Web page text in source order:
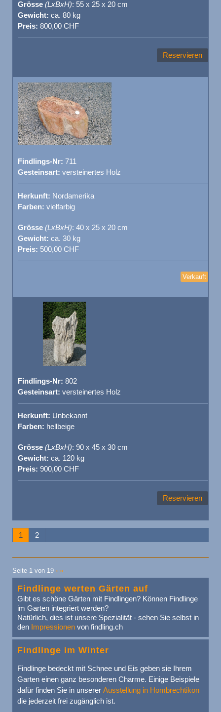
Grösse (LxBxH): 55 x 25 x 20 cm
Gewicht: ca. 80 kg
Preis: 800,00 CHF
Reservieren
Findlings-Nr: 711
Gesteinsart: versteinertes Holz
Herkunft: Nordamerika
Farben: vielfarbig
Grösse (LxBxH): 40 x 25 x 20 cm
Gewicht: ca. 30 kg
Preis: 500,00 CHF
Verkauft
Findlings-Nr: 802
Gesteinsart: versteinertes Holz
Herkunft: Unbekannt
Farben: hellbeige
Grösse (LxBxH): 90 x 45 x 30 cm
Gewicht: ca. 120 kg
Preis: 900,00 CHF
Reservieren
1 2
Seite 1 von 19 › »
Findlinge werten Gärten auf
Gibt es schöne Gärten mit Findlingen? Können Findlinge
im Garten integriert werden?
Natürlich, dies ist unsere Spezialität - sehen Sie selbst in
den Impressionen von findling.ch
Findlinge im Winter
Findlinge bedeckt mit Schnee und Eis geben sie Ihrem
Garten einen ganz besonderen Charme. Einige Beispiele
dafür finden Sie in unserer Ausstellung in Hombrechtikon
die jederzeit frei zugänglich ist.